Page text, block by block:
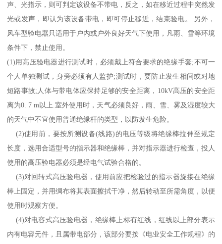
声、光指示，则可判定该设备不带电，反之，如在移近过程中突然发
光或发声，即认为该设备带电，即可停止移近，结束验电。 另外，
风车型验电器只适用于户内或户外良好天气下使用，凡雨、雪等环境
条件下，禁止使用。
(1) 用高压验电器进行测试时，必须戴上符合要求的绝缘手套;不可一
个人单独测试，身旁必须有人监护;测试时，要防止发生相间或对地
短路事故; 人体与带电体应保持足够的安全距离， 10kV高压的安全距
离为0. 7 m 以上 .室外使用时，天气必须良好，雨、雪、雾及湿度较大
的天气中不宜使用普通绝缘杆的类型，以防发生危险。
(2)使用前，要按所测设备(线路) 的电压等级将绝缘棒拉伸至规定
长度，选用合适型号的指示器和绝缘棒，并对指示器进行检查，投人
使用的高压验电器必须是经电气试验合格的。
(3)对回转式高压验电器，使用前应把检验过的指示器旋接在绝缘
棒上固定，并用绸布将其表面擦拭干净，然后转动至所需角度，以便
使用时观察方便。
(4)对电容式高压验电器，绝缘棒上标有红线，红线以上部分表示
内有电容元件，且属带电部分，该部分要按《电业安全工作规程》的